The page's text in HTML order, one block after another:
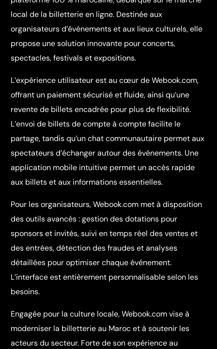
local de la billetterie en ligne. Destinée aux
organisateurs d’événements et aux lieux culturels, elle
propose une solution innovante pour concerts,
spectacles, festivals et expositions.
L’expérience utilisateur est au cœur de Webook.com,
offrant un paiement sécurisé et fluide, ainsi qu’une
revente de billets encadrée pour plus de flexibilité.
L’envoi de billets de compte à compte facilite le
partage, tandis qu’un chat communautaire permet aux
spectateurs d’échanger autour des événements. Une
application mobile intuitive permet un accès rapide
aux billets et aux informations essentielles.
Pour les organisateurs, Webook.com met à disposition
des outils avancés : gestion des dotations pour
sponsors et invités, suivi en temps réel des ventes et
des entrées, détection des fraudes et analyses
détaillées pour optimiser chaque événement.
L’interface est entièrement personnalisable selon les
besoins.
Engagée pour la culture locale, Webook.com vise à
moderniser la billetterie au Maroc et à soutenir les
acteurs du secteur. Forte de son expérience au